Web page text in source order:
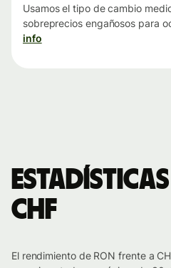
Usamos el tipo de cambio
sobreprecios engañosos para
info
Estadísticas
CHF
El rendimiento de RON frente a